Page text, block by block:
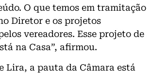
O que temos em tramitação
Diretor e os projetos
vereadores. Esse projeto de
na Casa”, afirmou.
Lira, a pauta da Câmara está